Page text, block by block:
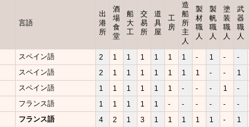
言語
出
港
所
酒
場
食
堂
船
大
工
交
易
所
道
具
屋
工
房
造
船
所
主
人
製
材
職
人
製
帆
職
人
塗
装
職
人
武
器
職
人
スペイン語 2 1 1 1 1 1 1 - 1 - -
スペイン語 2 1 1 1 1 1 1 1 - - 1
スペイン語 1 1 1 1 1 1 - - - 1 -
フランス語 1 1 1 1 1 - - - - - -
フランス語 4 2 1 3 1 1 1 1 1 - 1